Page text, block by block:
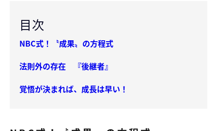
目次
NBC式！〝成果〟の方程式
法則外の存在 『後継者』
覚悟が決まれば、成長は早い！